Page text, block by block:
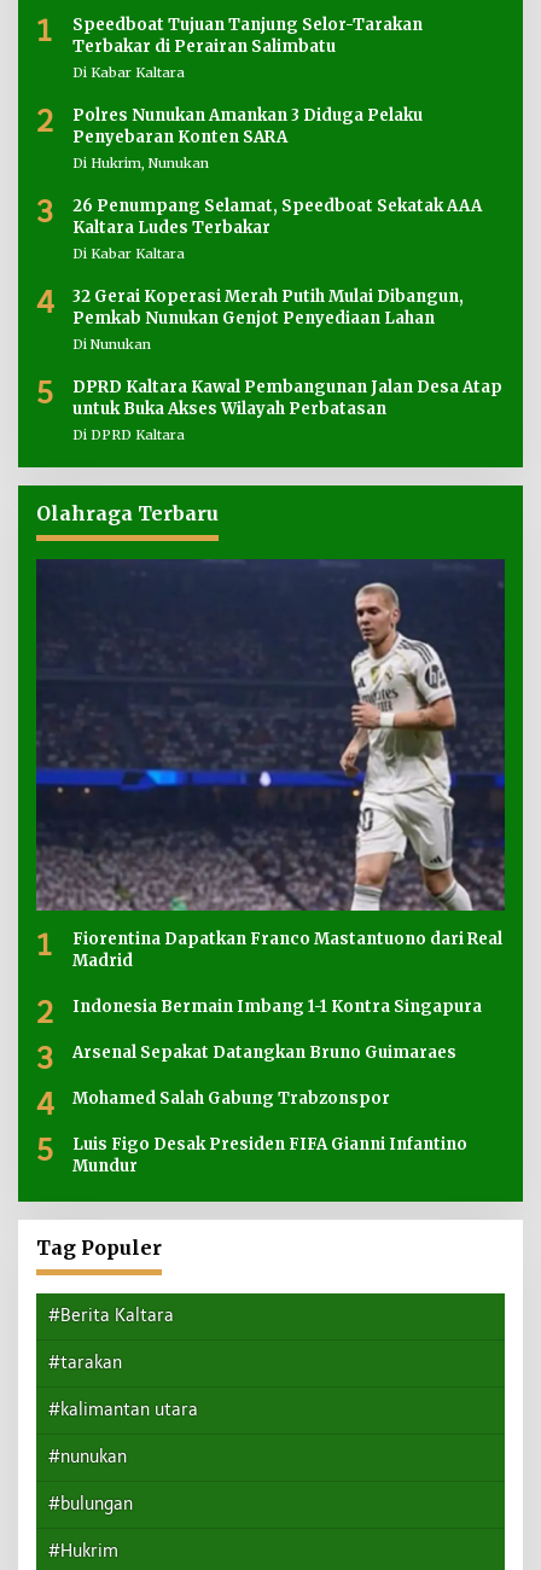
1
Speedboat Tujuan Tanjung Selor-Tarakan
Terbakar di Perairan Salimbatu
Di Kabar Kaltara
2
Polres Nunukan Amankan 3 Diduga Pelaku
Penyebaran Konten SARA
Di Hukrim, Nunukan
3
26 Penumpang Selamat, Speedboat Sekatak AAA
Kaltara Ludes Terbakar
Di Kabar Kaltara
4
32 Gerai Koperasi Merah Putih Mulai Dibangun,
Pemkab Nunukan Genjot Penyediaan Lahan
Di Nunukan
5
DPRD Kaltara Kawal Pembangunan Jalan Desa Atap
untuk Buka Akses Wilayah Perbatasan
Di DPRD Kaltara
Olahraga Terbaru
1
Fiorentina Dapatkan Franco Mastantuono dari Real
Madrid
2 Indonesia Bermain Imbang 1-1 Kontra Singapura
3 Arsenal Sepakat Datangkan Bruno Guimaraes
4 Mohamed Salah Gabung Trabzonspor
5
Luis Figo Desak Presiden FIFA Gianni Infantino
Mundur
Tag Populer
#Berita Kaltara
#tarakan
#kalimantan utara
#nunukan
#bulungan
#Hukrim